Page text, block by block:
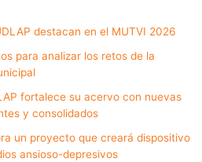
destacan en el MUTVI 2026
para analizar los retos de la
fortalece su acervo con nuevas
y consolidados
un proyecto que creará dispositivo
ansioso-depresivos